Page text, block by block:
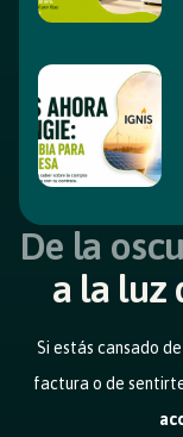
De la
a la luz
Si estás cansado
factura o de